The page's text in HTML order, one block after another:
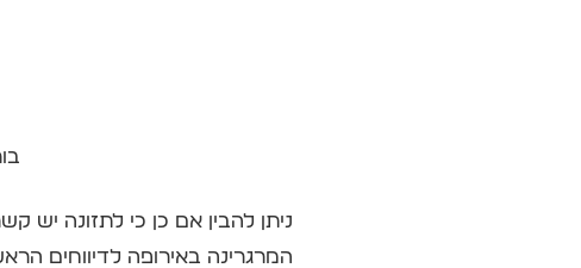
ניתן להבין אם כן כי לתזונה
המרגרינה באירופה לדיווחים